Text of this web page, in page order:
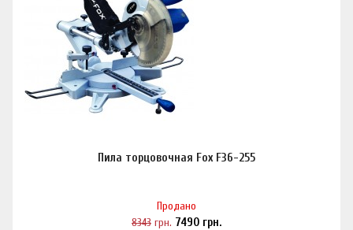
Пила торцовочная Fox F36-255
Продано
8343 грн. 7490 грн.